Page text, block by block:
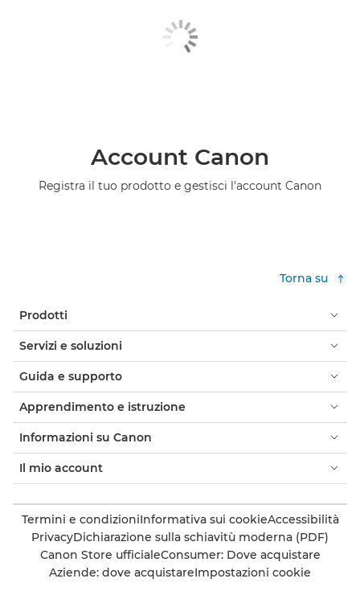
Account Canon
Registra il tuo prodotto e gestisci l'account Canon
Torna su
Prodotti
Servizi e soluzioni
Guida e supporto
Apprendimento e istruzione
Informazioni su Canon
Il mio account
Termini e condizioniInformativa sui cookieAccessibilità
PrivacyDichiarazione sulla schiavitù moderna (PDF)
Canon Store ufficialeConsumer: Dove acquistare
Aziende: dove acquistareImpostazioni cookie